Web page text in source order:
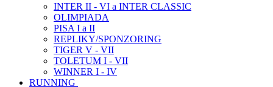
INTER II - VI a INTER CLASSIC
OLIMPIADA
PISA I a II
REPLIKY/SPONZORING
TIGER V - VII
TOLETUM I - VII
WINNER I - IV
RUNNING